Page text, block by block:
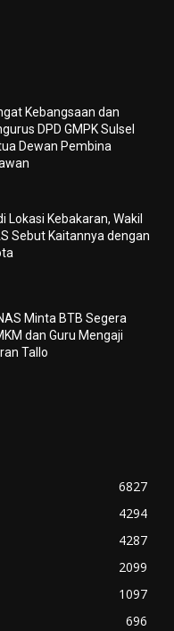
Kebangsaan dan
DPD GMPK Sulsel
Dewan Pembina
Lokasi Kebakaran, Wakil
Sebut Kaitannya dengan
Minta BTB Segera
dan Guru Mengaji
Tallo
6827
4294
4287
2099
1097
696